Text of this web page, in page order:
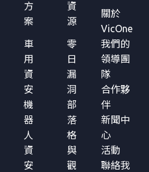
方
案
車
用
資
安
機
器
人
資
安
資
源
零
日
漏
洞
部
落
格
與
觀
關於
VicOne
我們的
領導團
隊
合作夥
伴
新聞中
心
活動
聯絡我